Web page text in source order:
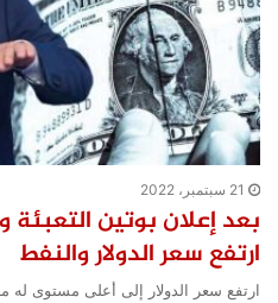
21 سبتمبر، 2022
بعد إعلان بوتين التعبئة
ارتفع سعر الدولار والنفط
ارتفع سعر الدولار إلى أعلى مستوى